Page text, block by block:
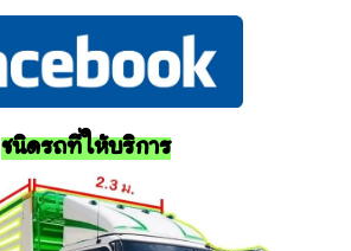
ชนิดรถที่ให้บริการ